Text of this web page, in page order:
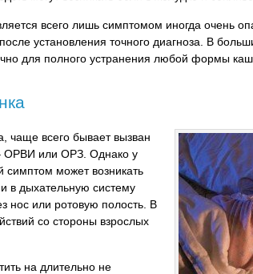
всего лишь симптомом иногда очень
установления точного диагноза. В
для полного устранения любой формы
чаще всего бывает вызван
ОРВИ или ОРЗ. Однако у
симптом может возникать
в дыхательную систему
нос или ротовую полость. В
со стороны взрослых
на длительно не